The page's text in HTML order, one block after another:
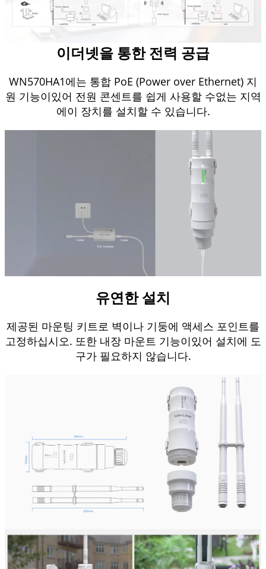
이더넷을 통한 전력 공급
WN570HA1에는 통합 PoE (Power over Ethernet) 지
원 기능이있어 전원 콘센트를 쉽게 사용할 수없는 지역
에이 장치를 설치할 수 있습니다.
유연한 설치
제공된 마운팅 키트로 벽이나 기둥에 액세스 포인트를
고정하십시오. 또한 내장 마운트 기능이있어 설치에 도
구가 필요하지 않습니다.